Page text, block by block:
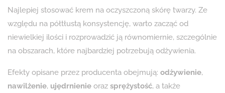
Najlepiej stosować krem na oczyszczoną skórę twarzy. Ze
względu na półtłustą konsystencję, warto zacząć od
niewielkiej ilości i rozprowadzić ją równomiernie, szczególnie
na obszarach, które najbardziej potrzebują odżywienia.
Efekty opisane przez producenta obejmują: odżywienie,
nawilżenie, ujędrnienie oraz sprężystość, a także